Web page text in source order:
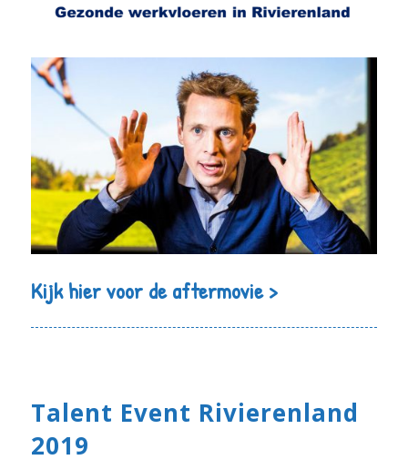
Kijk hier voor de aftermovie >
Talent Event Rivierenland
2019